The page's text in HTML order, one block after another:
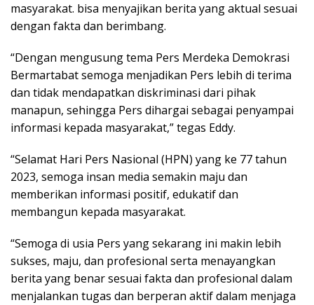
masyarakat. bisa menyajikan berita yang aktual sesuai
dengan fakta dan berimbang.
“Dengan mengusung tema Pers Merdeka Demokrasi
Bermartabat semoga menjadikan Pers lebih di terima
dan tidak mendapatkan diskriminasi dari pihak
manapun, sehingga Pers dihargai sebagai penyampai
informasi kepada masyarakat,” tegas Eddy.
“Selamat Hari Pers Nasional (HPN) yang ke 77 tahun
2023, semoga insan media semakin maju dan
memberikan informasi positif, edukatif dan
membangun kepada masyarakat.
“Semoga di usia Pers yang sekarang ini makin lebih
sukses, maju, dan profesional serta menayangkan
berita yang benar sesuai fakta dan profesional dalam
menjalankan tugas dan berperan aktif dalam menjaga